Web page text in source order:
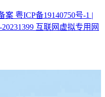
案 粤ICP备19140750号-1 |
互联网虚拟专用网